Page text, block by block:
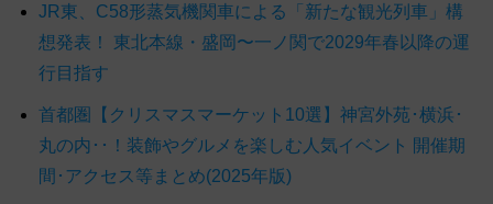
JR東、C58形蒸気機関車による「新たな観光列車」構
想発表！ 東北本線・盛岡〜一ノ関で2029年春以降の運
行目指す
首都圏【クリスマスマーケット10選】神宮外苑･横浜･
丸の内･･！装飾やグルメを楽しむ人気イベント 開催期
間･アクセス等まとめ(2025年版)